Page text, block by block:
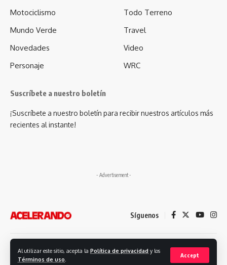
Al utilizar este sitio, acepta la Política de privacidad y los
Términos de uso
Accept
Motociclismo
Mundo Verde
Novedades
Personaje
Todo Terreno
Travel
Video
WRC
Suscríbete a nuestro boletín
¡Suscríbete a nuestro boletín para recibir nuestros artículos más
recientes al instante!
- Advertisement -
Síguenos
© 2023. Revista Acelerando, Todos los derechos reservados